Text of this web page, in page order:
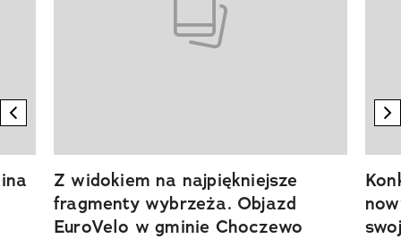
previous element
Z widokiem na najpiękniejsze
fragmenty wybrzeża. Objazd
EuroVelo w gminie Choczewo